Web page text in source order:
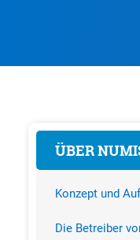
ÜBER
Konzept und
Die Betreiber